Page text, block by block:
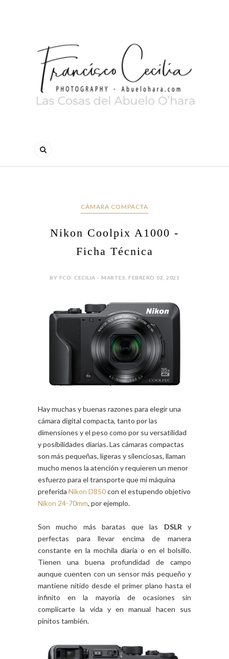
CÁMARA COMPACTA
Nikon Coolpix A1000 -
Ficha Técnica
BY FCO. CECILIA - MARTES, FEBRERO 02, 2021
Hay muchas y buenas razones para elegir una
cámara digital compacta, tanto por las
dimensiones y el peso como por su versatilidad
y posibilidades diarias. Las cámaras compactas
son más pequeñas, ligeras y silenciosas, llaman
mucho menos la atención y requieren un menor
esfuerzo para el transporte que mi máquina
preferida Nikon D850con el estupendo objetivo
Nikon 24-70mm, por ejemplo.
Son mucho más baratas que las DSLRy
perfectas para llevar encima de manera
constante en la mochila diaria o en el bolsillo.
Tienen una buena profundidad de campo
aunque cuenten con un sensor más pequeño y
mantiene nítido desde el primer plano hasta el
infinito en la mayoría de ocasiones sin
complicarte la vida y en manual hacen sus
pinitos también.